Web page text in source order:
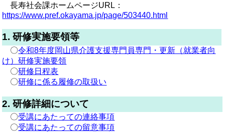
長寿社会課ホームページURL：
https://www.pref.okayama.jp/page/503440.html
1. 研修実施要領等
〇令和8年度岡山県介護支援専門員専門・更新（就業者向
け）研修実施要領
〇研修日程表
〇研修に係る履修の取扱い
2. 研修詳細について
〇受講にあたっての連絡事項
〇受講にあたっての留意事項